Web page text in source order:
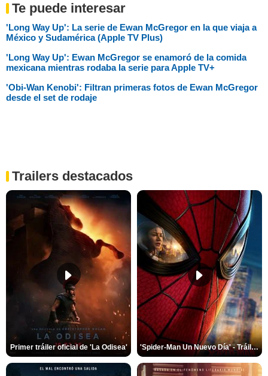
Te puede interesar
'Long Way Up': La serie de Ewan McGregor en la que viaja a
México y Sudamérica (Apple TV Plus)
'Long Way Up': Ewan McGregor se enamoró de la comida
mexicana mientras rodaba la serie para Apple TV+
'Obi-Wan Kenobi': Filtran primeras fotos de Ewan McGregor
desde el set de rodaje
Trailers destacados
Primer tráiler oficial de 'La Odisea' 'Spider-Man Un Nuevo Día' - Tráiler oficial subtitulado